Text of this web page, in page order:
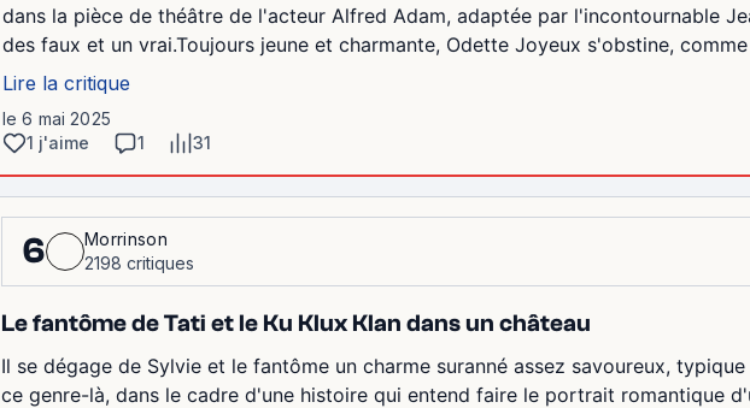
dans la pièce de théâtre de l'acteur Alfred Adam, adaptée par l'incontournable
des faux et un vrai.Toujours jeune et charmante, Odette Joyeux s'obstine,
Lire la critique
le 6 mai 2025
1 j'aime
1 31
6
Morrinson
2198 critiques
Le fantôme de Tati et le Ku Klux Klan dans un château
Il se dégage de Sylvie et le fantôme un charme suranné assez savoureux,
ce genre-là, dans le cadre d'une histoire qui entend faire le portrait romantique